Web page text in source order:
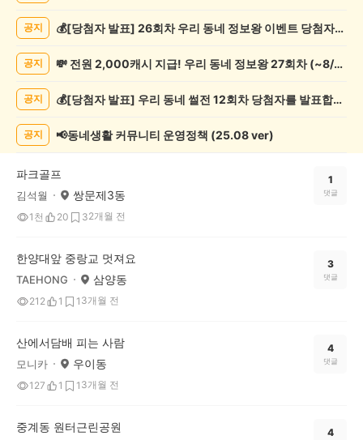
강/
글
공지 💰[당첨자 발표] 26회차 우리 동네 정보왕 이벤트 당첨자를 발표합니다!
공지 💸 전원 2,000캐시 지급! 우리 동네 정보왕 27회차 (~8/10)
공지 💰[당첨자 발표] 우리 동네 썰전 12회차 당첨자를 발표합니다!
공지 📢동네생활 커뮤니티 운영정책 (25.08 ver)
파크골프
김석월 쌍문제3동
1천 20 32개월 전
1
댓글
한양대앞 중랑교 멋져요
TAEHONG 삼양동
212 1 1 3개월 전
3
댓글
산에서담배 피는 사람
모니카 우이동
127 1 1 3개월 전
4
댓글
중계동 원터근린공원 4